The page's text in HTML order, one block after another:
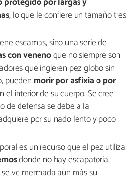
, lo que le confiere un tamaño tres
escamas, sino una serie de
con venenoque no siempre son
que ingieren pez globo sin
pueden morir por asfixia o por
el interior de su cuerpo. Se cree
de defensa se debe a la
por su nado lento y poco
es un recurso que el pez utiliza
donde no hay escapatoria,
ve mermada aún más su